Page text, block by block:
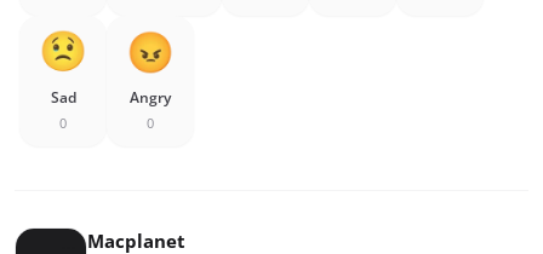
Sad
0
Angry
0
Macplanet